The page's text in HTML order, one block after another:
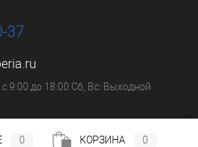
37
9:00 до 18:00 Сб, Вс: Выходной
0 КОРЗИНА 0